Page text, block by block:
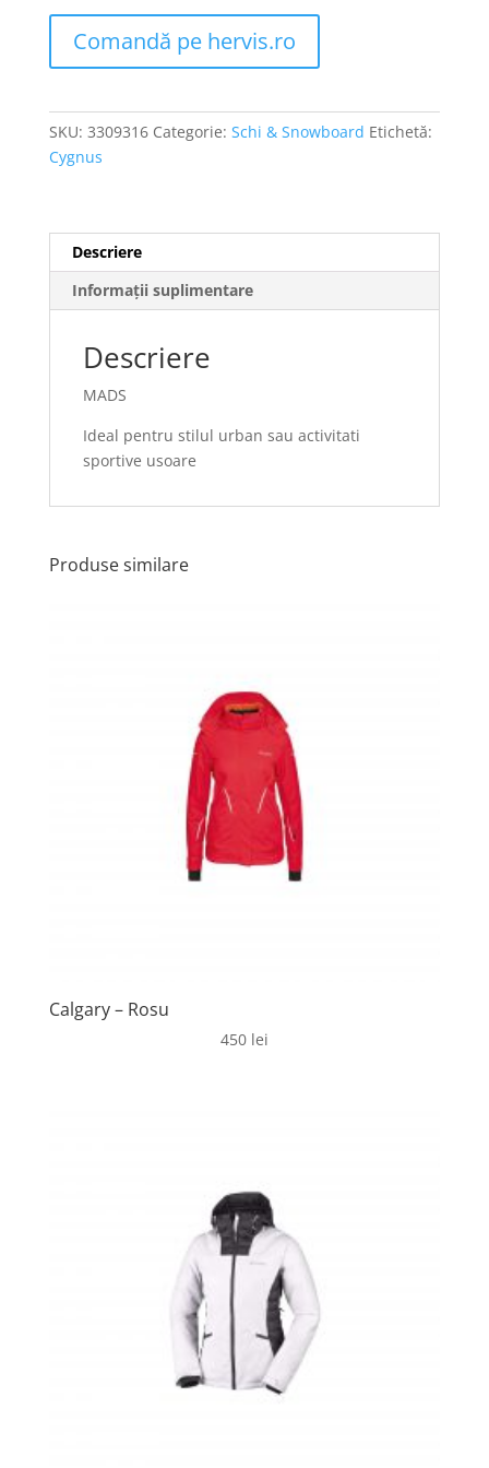
Comandă pe hervis.ro
SKU: 3309316 Categorie: Schi & Snowboard Etichetă:
Cygnus
Descriere
Informații suplimentare
Descriere
MADS
Ideal pentru stilul urban sau activitati
sportive usoare
Produse similare
Calgary – Rosu
450 lei